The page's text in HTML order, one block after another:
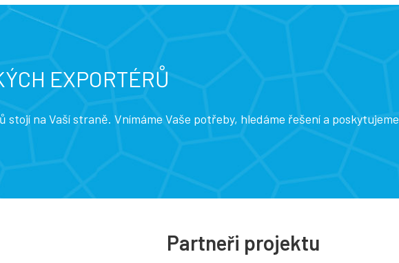
EXPORTÉRŮ
stojí na Vaší straně. Vnímáme Vaše potřeby, hledáme řešení a poskytujeme
Partneři projektu